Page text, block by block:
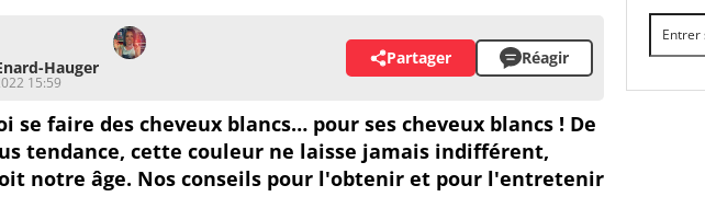
Hauger
15:59
Partager Réagir
se faire des cheveux blancs… pour ses cheveux blancs ! De
tendance, cette couleur ne laisse jamais indifférent,
notre âge. Nos conseils pour l'obtenir et pour l'entretenir